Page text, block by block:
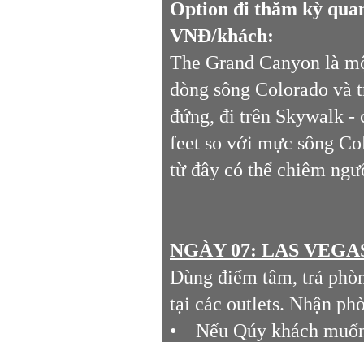
Option đi thăm kỳ
VNĐ/khách:
The Grand Canyon là
dòng sông Colorado và
đứng, đi trên Skywalk -
feet so với mực sông
từ đây có thể chiêm
NGÀY 07: LAS
Dùng điểm tâm, trả
tại các outlets. Nhận
• Nếu Qúy khách